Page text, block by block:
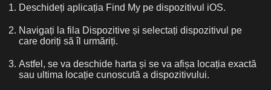
Deschideți aplicația Find My pe dispozitivul iOS.
Navigați la fila Dispozitive și selectați dispozitivul pe
care doriți să îl urmăriți.
Astfel, se va deschide harta și se va afișa locația exactă
sau ultima locație cunoscută a dispozitivului.